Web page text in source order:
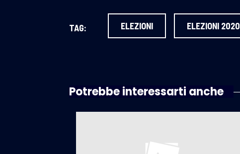
TAG: ELEZIONI ELEZIONI 2020
Potrebbe interessarti anche